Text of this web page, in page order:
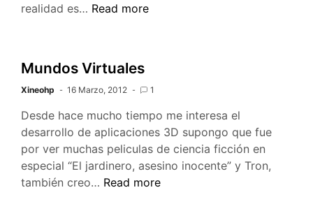
realidad es… La
WebGL
Read more
Mundos Virtuales
Xineohp 16 Marzo, 2012 1
Desde hace mucho tiempo me interesa el
desarrollo de aplicaciones 3D supongo que fue
por ver muchas peliculas de ciencia ficción en
especial “El jardinero, asesino inocente” y Tron,
también creo… Mundos
Read more